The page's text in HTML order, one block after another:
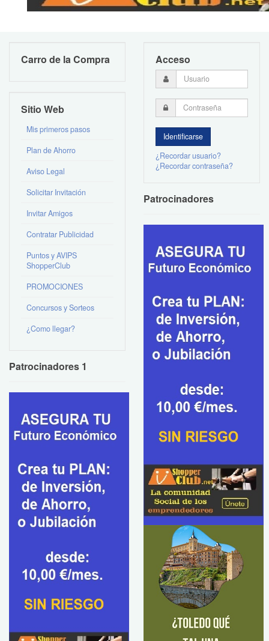
Carro de la Compra
Sitio Web
Mis primeros pasos
Plan de Ahorro
Aviso Legal
Solicitar Invitación
Invitar Amigos
Contratar Publicidad
Puntos y AVIPS
ShopperClub
PROMOCIONES
Concursos y Sorteos
¿Como llegar?
Patrocinadores 1
Acceso
¿Recordar usuario?
¿Recordar contraseña?
Patrocinadores